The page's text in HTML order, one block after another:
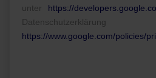
unter https://
https://www.google.com/policies/